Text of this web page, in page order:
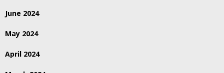
June 2024
May 2024
April 2024